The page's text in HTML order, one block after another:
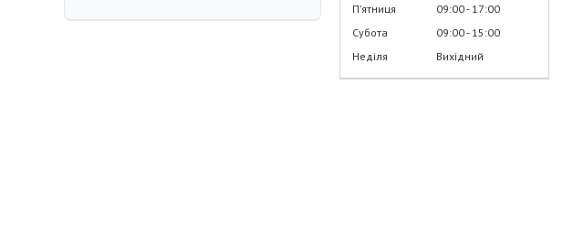
Пʼятниця
09:00 17:00
Субота
09:00 15:00
Неділя
Вихідний